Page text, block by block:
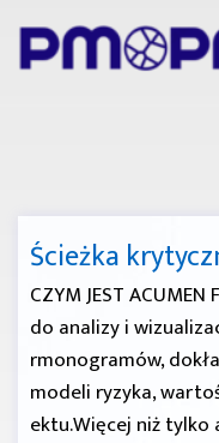
Ścieżka
CZYM JEST
do analizy i
rmonogramów,
modeli ryzyka,
ektu.Więcej niż